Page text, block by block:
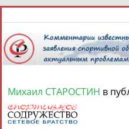
9
СПОРТСМЕНЫ, ТРЕНЕРЫ
Михаил СТАРОСТИН в